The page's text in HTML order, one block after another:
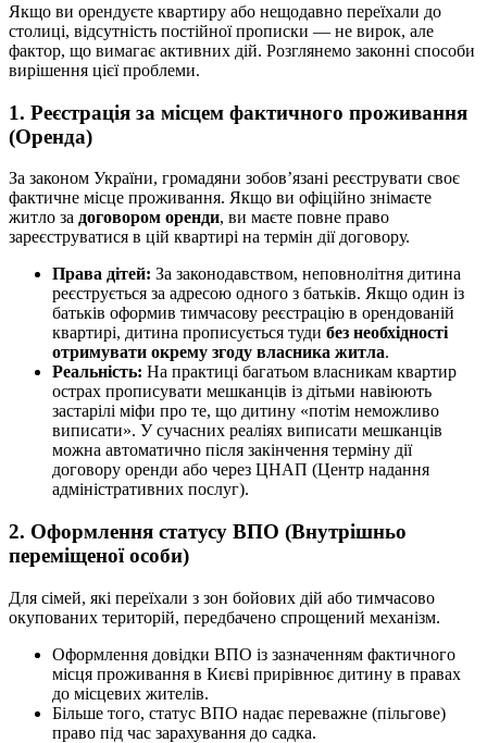
Якщо ви орендуєте квартиру або нещодавно переїхали до
столиці, відсутність постійної прописки — не вирок, але
фактор, що вимагає активних дій. Розглянемо законні способи
вирішення цієї проблеми.
1. Реєстрація за місцем фактичного проживання
(Оренда)
За законом України, громадяни зобов’язані реєструвати своє
фактичне місце проживання. Якщо ви офіційно знімаєте
житло за договором оренди, ви маєте повне право
зареєструватися в цій квартирі на термін дії договору.
Права дітей: За законодавством, неповнолітня дитина
реєструється за адресою одного з батьків. Якщо один із
батьків оформив тимчасову реєстрацію в орендованій
квартирі, дитина прописується туди без необхідності
отримувати окрему згоду власника житла.
Реальність: На практиці багатьом власникам квартир
острах прописувати мешканців із дітьми навіюють
застарілі міфи про те, що дитину «потім неможливо
виписати». У сучасних реаліях виписати мешканців
можна автоматично після закінчення терміну дії
договору оренди або через ЦНАП (Центр надання
адміністративних послуг).
2. Оформлення статусу ВПО (Внутрішньо
переміщеної особи)
Для сімей, які переїхали з зон бойових дій або тимчасово
окупованих територій, передбачено спрощений механізм.
Оформлення довідки ВПО із зазначенням фактичного
місця проживання в Києві прирівнює дитину в правах
до місцевих жителів.
Більше того, статус ВПО надає переважне (пільгове)
право під час зарахування до садка.